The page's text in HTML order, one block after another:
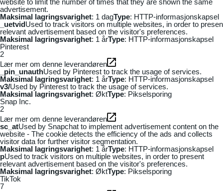
advertisement.
Maksimal lagringsvarighet: 1 dagType: HTTP-informasjonskapsel
_uetvidUsed to track visitors on multiple websites, in order to
relevant advertisement based on the visitor's preferences.
Maksimal lagringsvarighet: 1 årType: HTTP-informasjonskapsel
Pinterest
2
Lær mer om denne leverandøren
_pin_unauthUsed by Pinterest to track the usage of services.
Maksimal lagringsvarighet: 1 årType: HTTP-informasjonskapsel
v3/Used by Pinterest to track the usage of services.
Maksimal lagringsvarighet: ØktType: Pikselsporing
Snap Inc.
2
Lær mer om denne leverandøren
sc_atUsed by Snapchat to implement advertisement content on the
website - The cookie detects the efficiency of the ads and collects
visitor data for further visitor segmentation.
Maksimal lagringsvarighet: 1 årType: HTTP-informasjonskapsel
pUsed to track visitors on multiple websites, in order to present
relevant advertisement based on the visitor's preferences.
Maksimal lagringsvarighet: ØktType: Pikselsporing
TikTok
7